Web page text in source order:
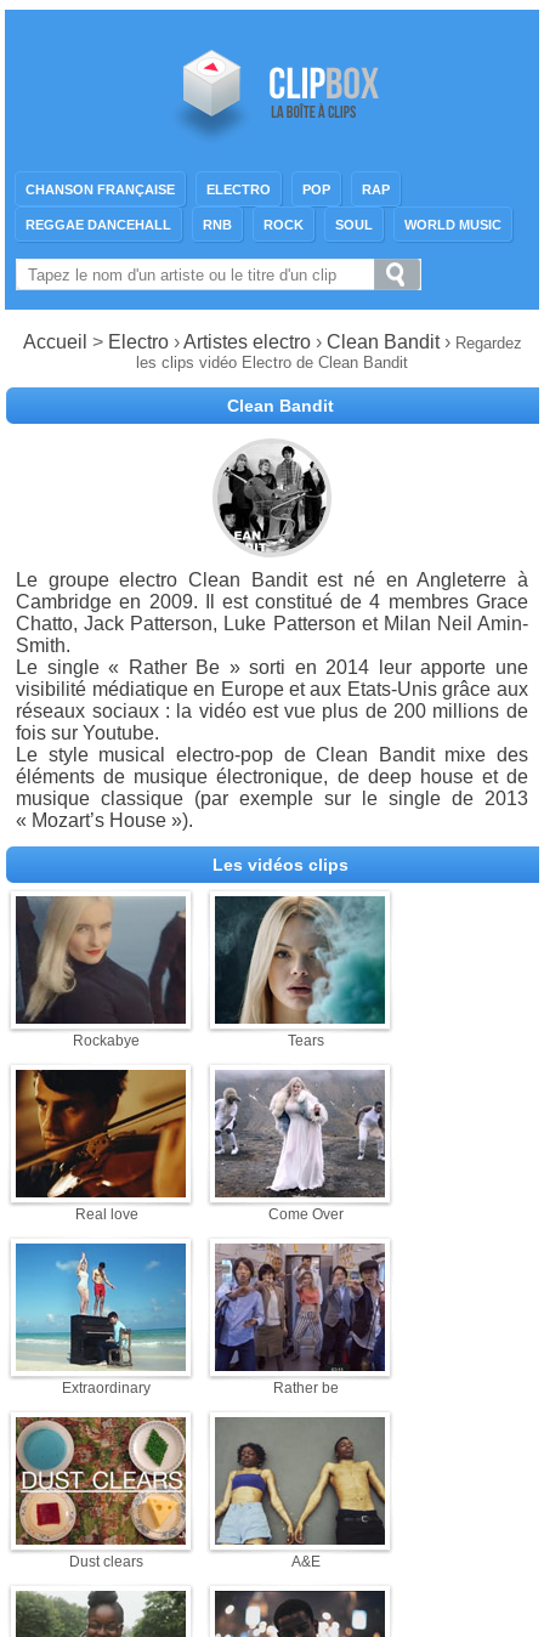
CHANSON FRANÇAISE ELECTRO POP RAP
REGGAE DANCEHALL RNB ROCK SOUL WORLD MUSIC
Accueil > Electro› Artistes electro› Clean Bandit› Regardez
les clips vidéo Electro de Clean Bandit
Clean Bandit
Le groupe electro Clean Bandit est né en Angleterre à
Cambridge en 2009. Il est constitué de 4 membres Grace
Chatto, Jack Patterson, Luke Patterson et Milan Neil Amin-
Smith.
Le single « Rather Be » sorti en 2014 leur apporte une
visibilité médiatique en Europe et aux Etats-Unis grâce aux
réseaux sociaux : la vidéo est vue plus de 200 millions de
fois sur Youtube.
Le style musical electro-pop de Clean Bandit mixe des
éléments de musique électronique, de deep house et de
musique classique (par exemple sur le single de 2013
« Mozart’s House »).
Les vidéos clips
Rockabye Tears
Real love Come Over
Extraordinary Rather be
Dust clears A&E